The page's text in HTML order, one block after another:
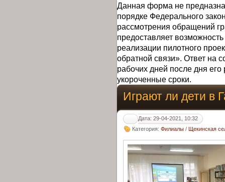
Данная форма не
порядке Федерального
рассмотрения обращений
предоставляет
реализации пилотного
обратной связи». Ответ на
рабочих дней после дня
укороченные сроки.
Играют ли дети в
Дата: 29-04-2021, 10:32
Категория: Филиалы / Щекинская